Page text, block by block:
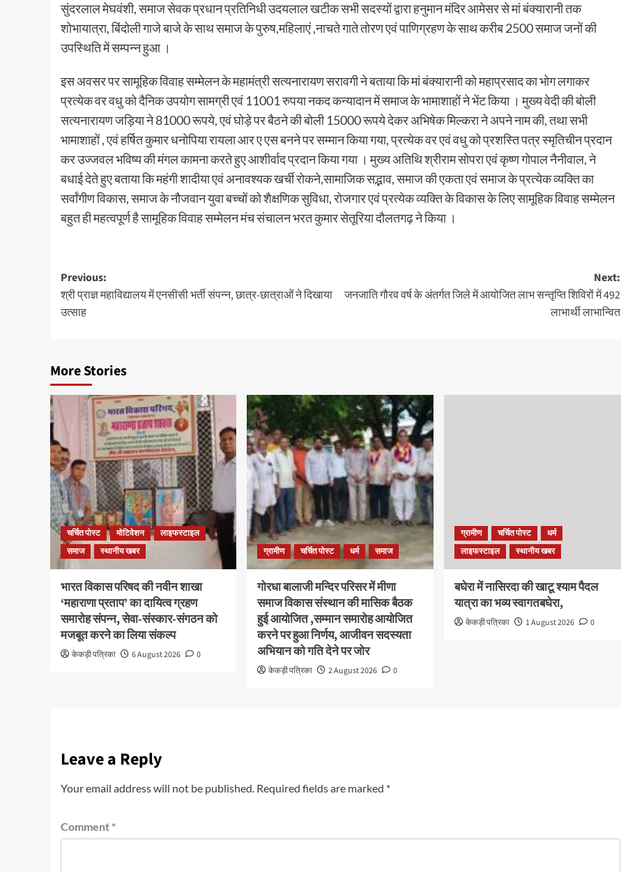
सुंदरलाल मेघवंशी, समाज सेवक प्रधान प्रतिनिधी उदयलाल खटीक सभी सदस्यों द्वारा हनुमान मंदिर आमेसर से मां बंक्यारानी तक
शोभायात्रा, बिंदोली गाजे बाजे के साथ समाज के पुरुष,महिलाएं ,नाचते गाते तोरण एवं पाणिग्रहण के साथ करीब 2500 समाज जनों की
उपस्थिति में सम्पन्न हुआ ।
इस अवसर पर सामूहिक विवाह सम्मेलन के महामंत्री सत्यनारायण सरावगी ने बताया कि मां बंक्यारानी को महाप्रसाद का भोग लगाकर
प्रत्येक वर वधु को दैनिक उपयोग सामग्री एवं 11001 रुपया नकद कन्यादान में समाज के भामाशाहों ने भेंट किया । मुख्य वेदी की बोली
सत्यनारायण जड़िया ने 81000 रूपये, एवं घोड़े पर बैठने की बोली 15000 रूपये देकर अभिषेक मिल्करा ने अपने नाम की, तथा सभी
भामाशाहों , एवं हर्षित कुमार धनोपिया रायला आर ए एस बनने पर सम्मान किया गया, प्रत्येक वर एवं वधु को प्रशस्ति पत्र स्मृतिचीन प्रदान
कर उज्जवल भविष्य की मंगल कामना करते हुए आशीर्वाद प्रदान किया गया । मुख्य अतिथि श्रीराम सोपरा एवं कृष्ण गोपाल नैनीवाल, ने
बधाई देते हुए बताया कि महंगी शादीया एवं अनावश्यक खर्ची रोकने,सामाजिक सद्भाव, समाज की एकता एवं समाज के प्रत्येक व्यक्ति का
सर्वांगीण विकास, समाज के नौजवान युवा बच्चों को शैक्षणिक सुविधा, रोजगार एवं प्रत्येक व्यक्ति के विकास के लिए सामूहिक विवाह सम्मेलन
बहुत ही महत्वपूर्ण है सामूहिक विवाह सम्मेलन मंच संचालन भरत कुमार सेतूरिया दौलतगढ़ ने किया ।
Previous:
श्री प्राज्ञ महाविद्यालय में एनसीसी भर्ती संपन्न, छात्र-छात्राओं ने दिखाया
उत्साह
Next:
जनजाति गौरव वर्ष के अंतर्गत जिले में आयोजित लाभ सन्तृप्ति शिविरों में 492
लाभार्थी लाभान्वित
More Stories
चर्चित पोस्ट मोटिवेशन
लाइफस्टाइल
समाज
स्थानीय खबर
भारत विकास परिषद की नवीन शाखा
‘महाराणा प्रताप’ का दायित्व ग्रहण
समारोह संपन्न, सेवा-संस्कार-संगठन को
मजबूत करने का लिया संकल्प
केकड़ी पत्रिका 6 August 2026 0
ग्रामीण चर्चित पोस्ट धर्म समाज
गोरधा बालाजी मन्दिर परिसर में मीणा
समाज विकास संस्थान की मासिक बैठक
हुई आयोजित ,सम्मान समारोह आयोजित
करने पर हुआ निर्णय, आजीवन सदस्यता
अभियान को गति देने पर जोर
केकड़ी पत्रिका 2 August 2026 0
ग्रामीण चर्चित पोस्ट
धर्म
लाइफस्टाइल
स्थानीय खबर
बघेरा में नासिरदा की खाटू श्याम पैदल
यात्रा का भव्य स्वागतबघेरा,
केकड़ी पत्रिका 1 August 2026 0
Leave a Reply
Your email address will not be published. Required fields are marked *
Comment *